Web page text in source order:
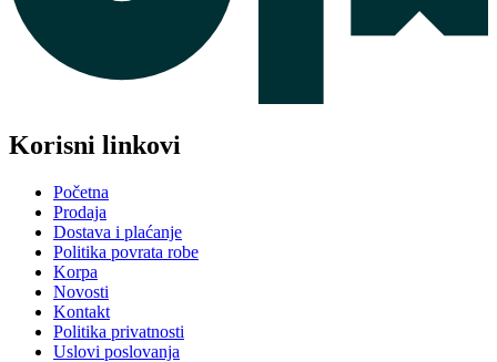
Korisni linkovi
Početna
Prodaja
Dostava i plaćanje
Politika povrata robe
Korpa
Novosti
Kontakt
Politika privatnosti
Uslovi poslovanja